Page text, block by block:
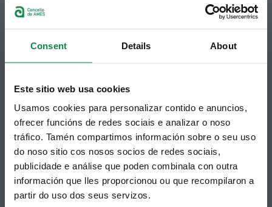
Consent Details About
Este sitio web usa cookies
Usamos cookies para personalizar contido e anuncios,
ofrecer funcións de redes sociais e analizar o noso
tráfico. Tamén compartimos información sobre o seu uso
do noso sitio cos nosos socios de redes sociais,
publicidade e análise que poden combinala con outra
información que lles proporcionou ou que recompilaron a
partir do uso dos seus servizos.
© Concello de Ames
Bertamiráns (Ames)
Telf 981 883 002 | Fax 981 883 925
Suscripción boletines
Puedes recibir la información publicada en la web
municipal en tu correo electrónico mediante una
suscripción al boletín de novedades.Enlace.